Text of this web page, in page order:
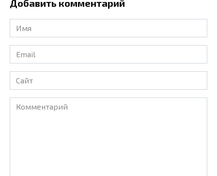
Добавить комментарий
Имя
*
Email
*
Сайт
Комментарий